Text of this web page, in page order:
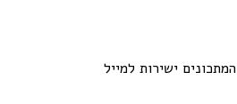
ישירות למייל